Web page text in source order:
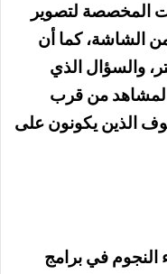
المخصصة لتصوير
من الشاشة، كما أن
والسؤال الذي
من قرب
الذين يكونون على
النجوم في برامج